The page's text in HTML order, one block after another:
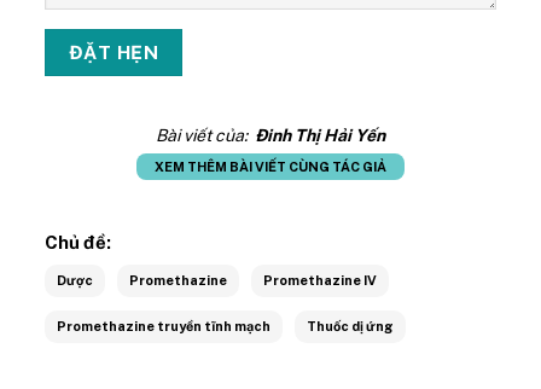
Bài viết của: Đinh Thị Hải Yến
XEM THÊM BÀI VIẾT CÙNG TÁC GIẢ
Chủ đề:
Dược Promethazine Promethazine IV
Promethazine truyền tĩnh mạch Thuốc dị ứng